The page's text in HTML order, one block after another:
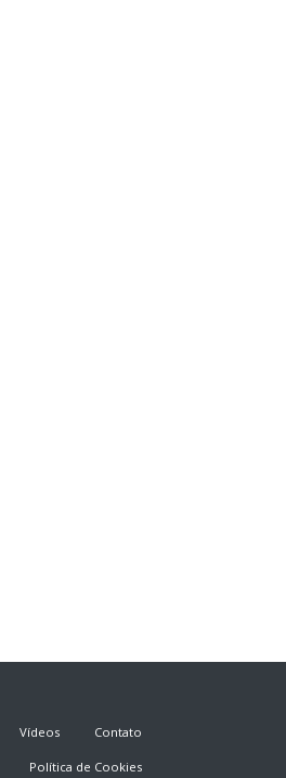
Vídeos Contato
Política de Cookies